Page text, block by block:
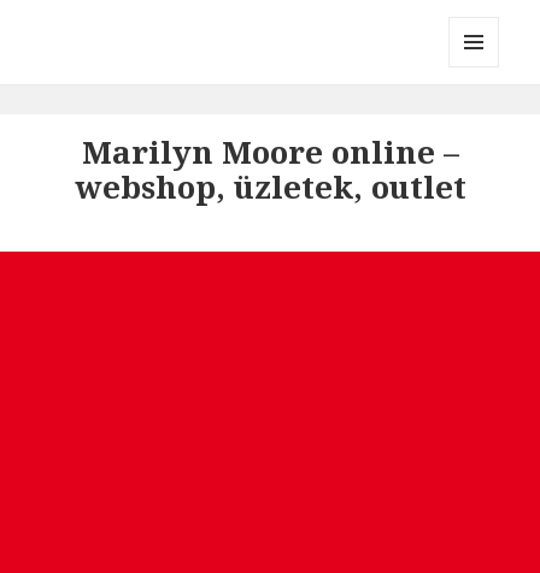
Marilyn Moore online –
webshop, üzletek, outlet